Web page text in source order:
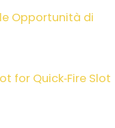
Opportunità di
for Quick‑Fire Slot